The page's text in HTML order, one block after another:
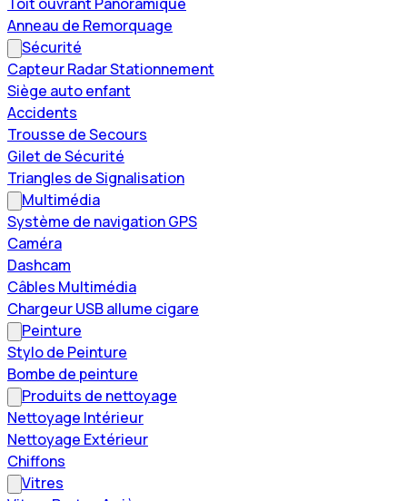
Anneau de Remorquage
Sécurité
Capteur Radar Stationnement
Siège auto enfant
Accidents
Trousse de Secours
Gilet de Sécurité
Triangles de Signalisation
Multimédia
Système de navigation GPS
Caméra
Dashcam
Câbles Multimédia
Chargeur USB allume cigare
Peinture
Stylo de Peinture
Bombe de peinture
Produits de nettoyage
Nettoyage Intérieur
Nettoyage Extérieur
Chiffons
Vitres